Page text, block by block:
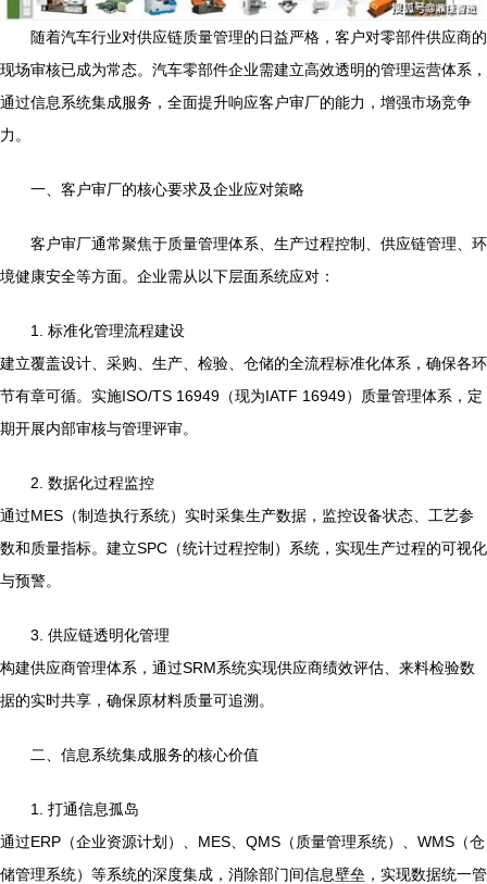
随着汽车行业对供应链质量管理的日益严格，客户对零部件供应商的
现场审核已成为常态。汽车零部件企业需建立高效透明的管理运营体系，
通过信息系统集成服务，全面提升响应客户审厂的能力，增强市场竞争
力。
一、客户审厂的核心要求及企业应对策略
客户审厂通常聚焦于质量管理体系、生产过程控制、供应链管理、环
境健康安全等方面。企业需从以下层面系统应对：
1. 标准化管理流程建设
建立覆盖设计、采购、生产、检验、仓储的全流程标准化体系，确保各环
节有章可循。实施ISO/TS 16949（现为IATF 16949）质量管理体系，定
期开展内部审核与管理评审。
2. 数据化过程监控
通过MES（制造执行系统）实时采集生产数据，监控设备状态、工艺参
数和质量指标。建立SPC（统计过程控制）系统，实现生产过程的可视化
与预警。
3. 供应链透明化管理
构建供应商管理体系，通过SRM系统实现供应商绩效评估、来料检验数
据的实时共享，确保原材料质量可追溯。
二、信息系统集成服务的核心价值
1. 打通信息孤岛
通过ERP（企业资源计划）、MES、QMS（质量管理系统）、WMS（仓
储管理系统）等系统的深度集成，消除部门间信息壁垒，实现数据统一管